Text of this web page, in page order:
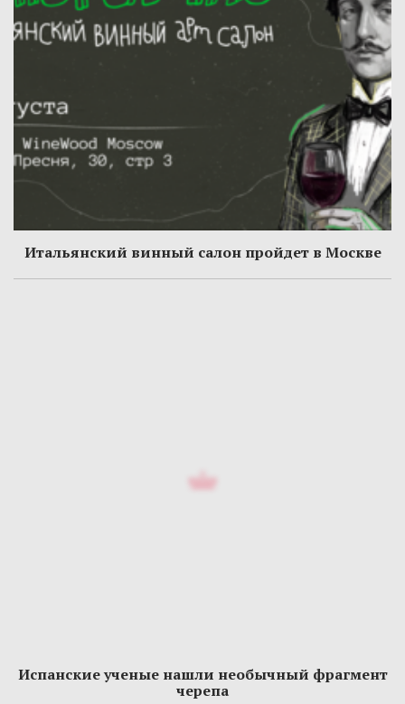
Итальянский винный салон пройдет в Москве
Испанские ученые нашли необычный фрагмент
черепа